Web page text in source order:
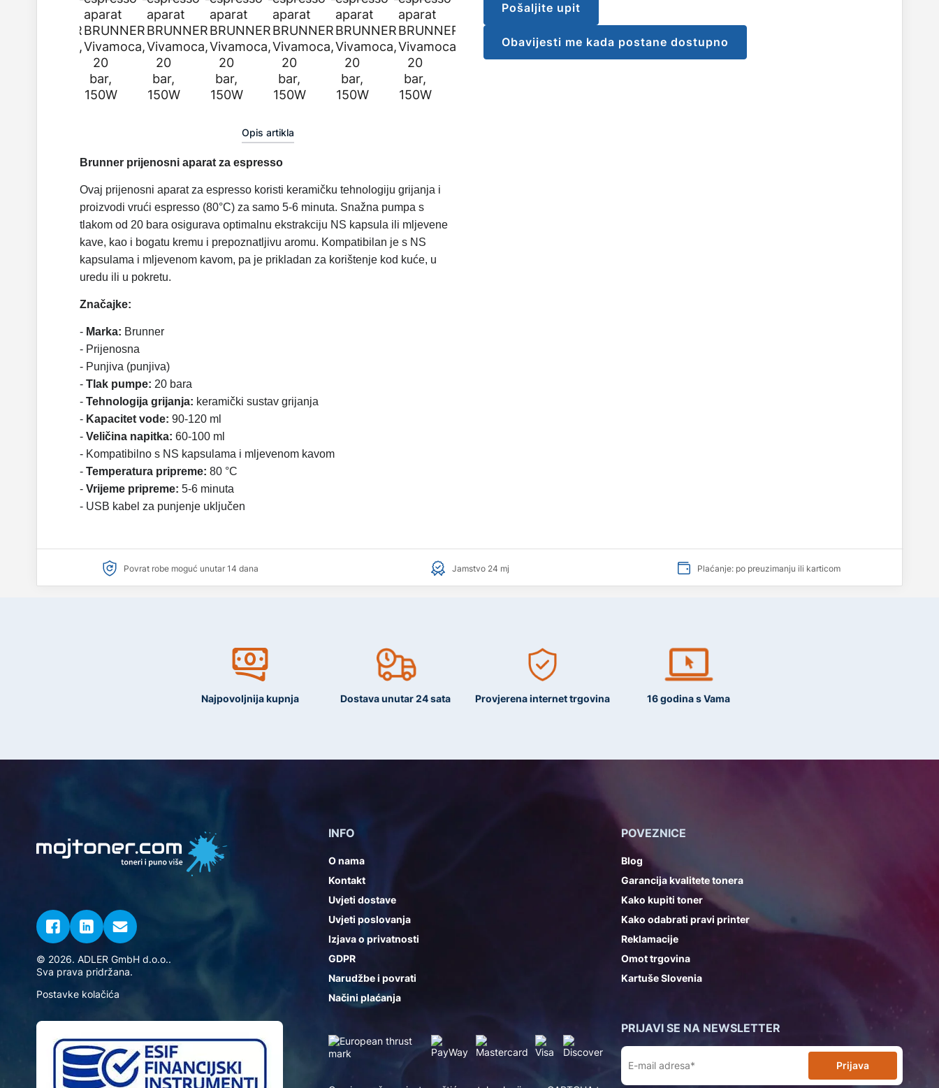
Opis artikla
Brunner prijenosni aparat za espresso
Ovaj prijenosni aparat za espresso koristi keramičku tehnologiju grijanja i
proizvodi vrući espresso (80°C) za samo 5-6 minuta. Snažna pumpa s
tlakom od 20 bara osigurava optimalnu ekstrakciju NS kapsula ili mljevene
kave, kao i bogatu kremu i prepoznatljivu aromu. Kompatibilan je s NS
kapsulama i mljevenom kavom, pa je prikladan za korištenje kod kuće, u
uredu ili u pokretu.
Značajke:
- Marka: Brunner
- Prijenosna
- Punjiva (punjiva)
- Tlak pumpe: 20 bara
- Tehnologija grijanja: keramički sustav grijanja
- Kapacitet vode: 90-120 ml
- Veličina napitka: 60-100 ml
- Kompatibilno s NS kapsulama i mljevenom kavom
- Temperatura pripreme: 80 °C
- Vrijeme pripreme: 5-6 minuta
- USB kabel za punjenje uključen
Pošaljite upit
Obavijesti me kada postane dostupno
Povrat robe moguć unutar 14 dana Jamstvo 24 mj Plaćanje: po preuzimanju ili karticom
Najpovoljnija kupnja Dostava unutar 24 sata Provjerena internet trgovina 16 godina s Vama
© 2026. ADLER GmbH d.o.o..
Sva prava pridržana.
Postavke kolačića
INFO
O nama
Kontakt
Uvjeti dostave
Uvjeti poslovanja
Izjava o privatnosti
GDPR
Narudžbe i povrati
Načini plaćanja
POVEZNICE
Blog
Garancija kvalitete tonera
Kako kupiti toner
Kako odabrati pravi printer
Reklamacije
Omot trgovina
Kartuše Slovenia
PRIJAVI SE NA NEWSLETTER
Prijava